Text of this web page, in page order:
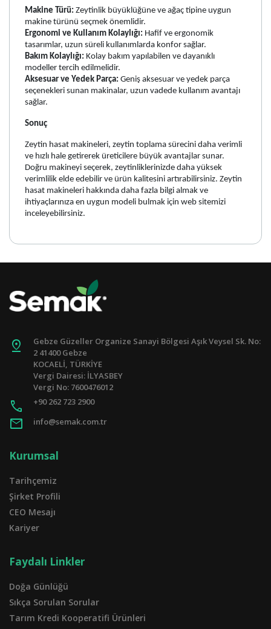
Makine Türü: Zeytinlik büyüklüğüne ve ağaç tipine uygun
makine türünü seçmek önemlidir.
Ergonomi ve Kullanım Kolaylığı: Hafif ve ergonomik
tasarımlar, uzun süreli kullanımlarda konfor sağlar.
Bakım Kolaylığı: Kolay bakım yapılabilen ve dayanıklı
modeller tercih edilmelidir.
Aksesuar ve Yedek Parça: Geniş aksesuar ve yedek parça
seçenekleri sunan makinalar, uzun vadede kullanım avantajı
sağlar.
Sonuç
Zeytin hasat makineleri, zeytin toplama sürecini daha verimli
ve hızlı hale getirerek üreticilere büyük avantajlar sunar.
Doğru makineyi seçerek, zeytinliklerinizde daha yüksek
verimlilik elde edebilir ve ürün kalitesini artırabilirsiniz. Zeytin
hasat makineleri hakkında daha fazla bilgi almak ve
ihtiyaçlarınıza en uygun modeli bulmak için web sitemizi
inceleyebilirsiniz.
pin_drop
Gebze Güzeller Organize Sanayi Bölgesi Aşık Veysel Sk. No:
2 41400 Gebze
KOCAELİ, TÜRKİYE
Vergi Dairesi: İLYASBEY
Vergi No: 7600476012
call +90 262 723 2900
mail info@semak.com.tr
Kurumsal
Tarihçemiz
Şirket Profili
CEO Mesajı
Kariyer
Faydalı Linkler
Doğa Günlüğü
Sıkça Sorulan Sorular
Tarım Kredi Kooperatifi Ürünleri